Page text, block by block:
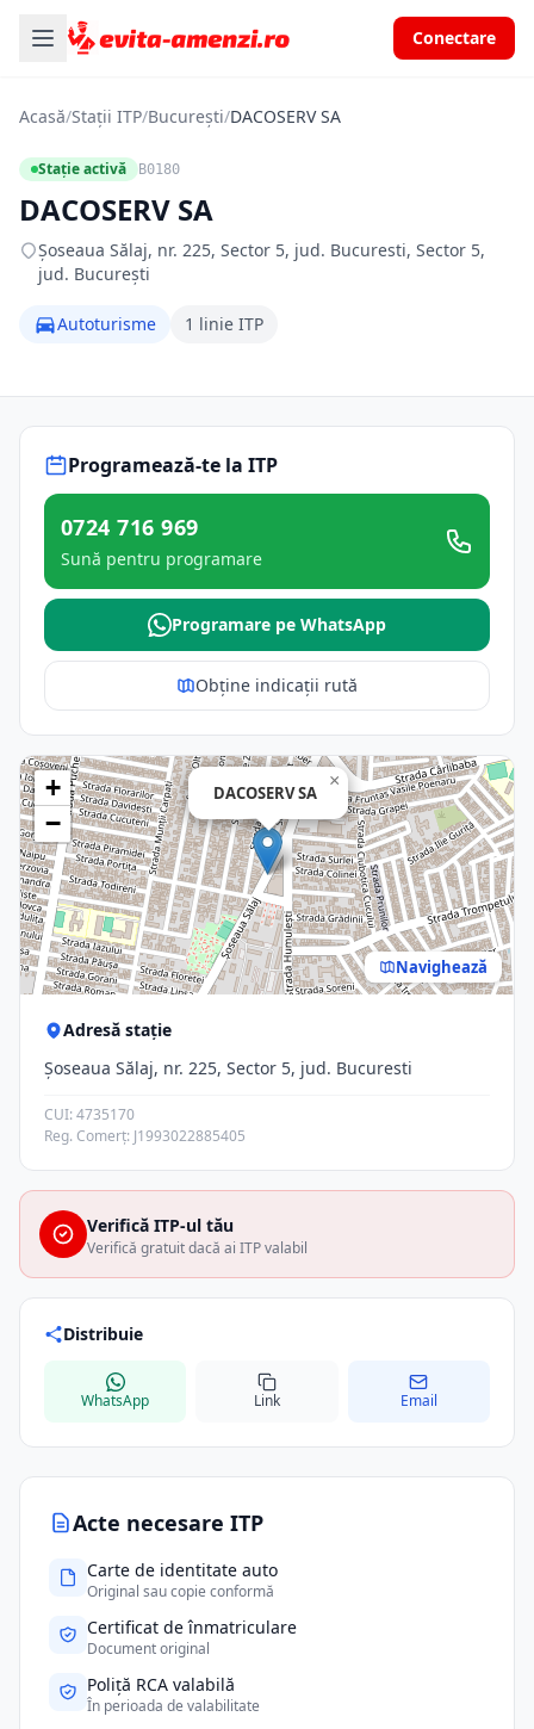
Conectare
Acasă/Stații ITP/București/DACOSERV SA
Stație activă B0180
DACOSERV SA
Șoseaua Sălaj, nr. 225, Sector 5, jud. Bucuresti, Sector 5,
jud. București
Autoturisme 1 linie ITP
Acte necesare ITP
Carte de identitate auto
Original sau copie conformă
Certificat de înmatriculare
Document original
Poliță RCA valabilă
În perioada de valabilitate
Programează-te la ITP
0724 716 969
Sună pentru programare
Programare pe WhatsApp
Obține indicații rută
DACOSERV SA
×
+
−
Navighează
Adresă stație
Șoseaua Sălaj, nr. 225, Sector 5, jud. Bucuresti
CUI: 4735170
Reg. Comerț: J1993022885405
Verifică ITP-ul tău
Verifică gratuit dacă ai ITP valabil
Distribuie
WhatsApp Link Email